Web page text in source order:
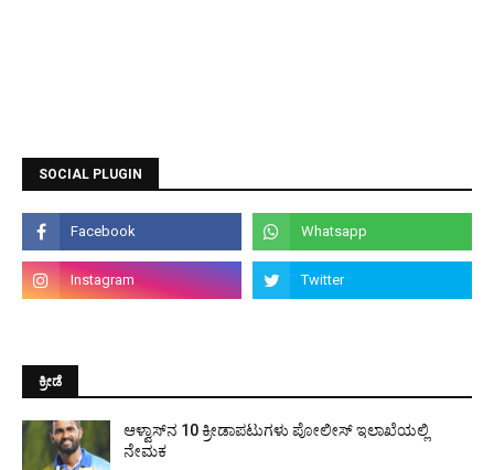
SOCIAL PLUGIN
ಕ್ರೀಡೆ
ಆಳ್ವಾಸ್‌ನ 10 ಕ್ರೀಡಾಪಟುಗಳು ಪೋಲೀಸ್ ಇಲಾಖೆಯಲ್ಲಿ
ನೇಮಕ